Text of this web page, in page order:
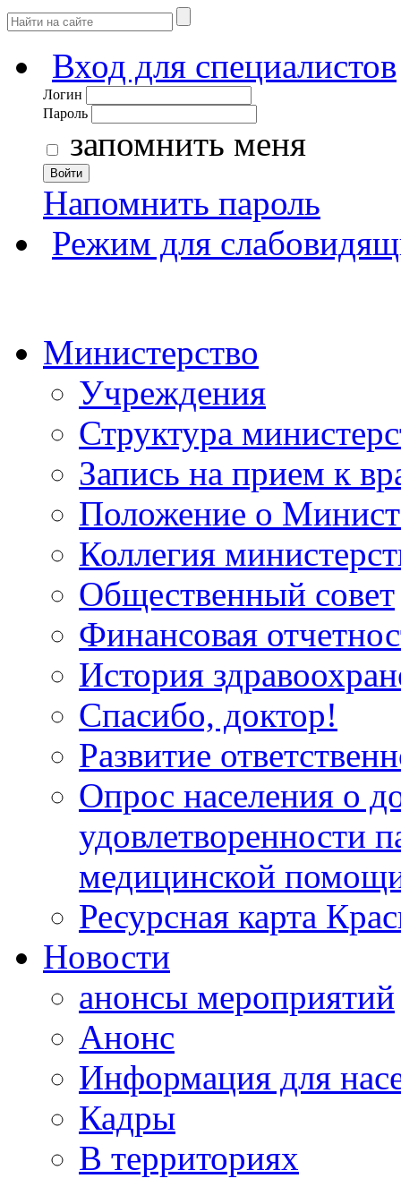
Вход для специалистов
Логин
Пароль
запомнить меня
Войти
Напомнить пароль
Режим для
Министерство
Учреждения
Структура
Запись на прием к
Положение о
Коллегия
Общественный совет
Финансовая
История
Спасибо, доктор!
Развитие
Опрос населения о
удовлетворенности
медицинской
Ресурсная карта
Новости
анонсы мероприятий
Анонс
Информация для
Кадры
В территориях